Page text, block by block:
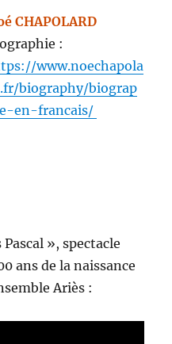
CHAPOLARD
:
www.noechapola
biography/biograp
en-francais/
», spectacle
ans de la naissance
Ariès :